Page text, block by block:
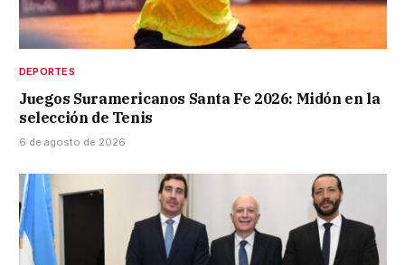
DEPORTES
Juegos Suramericanos Santa Fe 2026: Midón en la
selección de Tenis
6 de agosto de 2026